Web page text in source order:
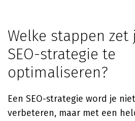
Welke stappen zet
SEO-strategie te
optimaliseren?
Een SEO-strategie word je
verbeteren, maar met een